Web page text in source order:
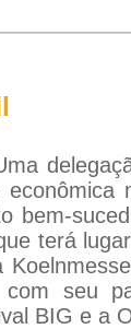
bem-
terá
seu
BIG e a